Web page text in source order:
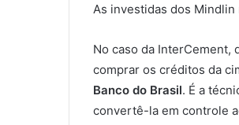
As investidas dos
No caso da InterCement,
comprar os créditos da
Banco do Brasil. É a
convertê-la em controle